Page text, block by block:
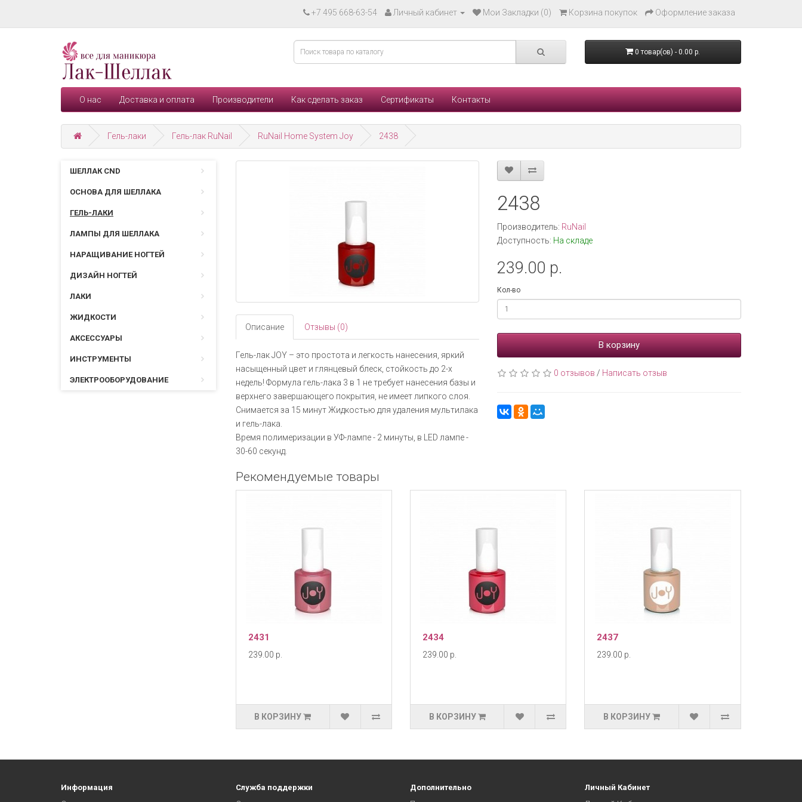
+7 495 668-63-54 Личный кабинет Мои Закладки (0) Корзина покупок Оформление заказа
0 товар(ов) - 0.00 р.
О нас Доставка и оплата Производители Как сделать заказ Сертификаты Контакты
Гель-лаки Гель-лак RuNail RuNail Home System Joy 2438
ШЕЛЛАК CND
ОСНОВА ДЛЯ ШЕЛЛАКА
ГЕЛЬ-ЛАКИ
ЛАМПЫ ДЛЯ ШЕЛЛАКА
НАРАЩИВАНИЕ НОГТЕЙ
ДИЗАЙН НОГТЕЙ
ЛАКИ
ЖИДКОСТИ
АКСЕССУАРЫ
ИНСТРУМЕНТЫ
ЭЛЕКТРООБОРУДОВАНИЕ
Описание Отзывы (0)
Гель-лак JOY – это простота и легкость нанесения, яркий
насыщенный цвет и глянцевый блеск, стойкость до 2-х
недель! Формула гель-лака 3 в 1 не требует нанесения базы и
верхнего завершающего покрытия, не имеет липкого слоя.
Снимается за 15 минут Жидкостью для удаления мультилака
и гель-лака.
Время полимеризации в УФ-лампе - 2 минуты, в LED лампе -
30-60 секунд.
2438
Производитель: RuNail
Доступность: На складе
239.00 р.
Кол-во
В корзину
0 отзывов / Написать отзыв
Рекомендуемые товары
2431
239.00 р.
В КОРЗИНУ
2434
239.00 р.
В КОРЗИНУ
2437
239.00 р.
В КОРЗИНУ
Информация Служба поддержки Дополнительно Личный Кабинет